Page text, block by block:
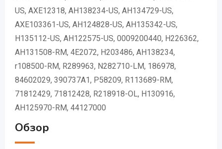
US, AXE12318, AH138234-US, AH134729-US,
AXE103361-US, AH124828-US, AH135342-US,
H135112-US, AH122575-US, 0009200440, H226362,
AH131508-RM, 4E2072, H203486, AH138234,
r108500-RM, R289963, N282710-LM, 186978,
84602029, 390737A1, P58209, R113689-RM,
71812429, 71812428, R218918-OL, H130916,
AH125970-RM, 44127000
Обзор